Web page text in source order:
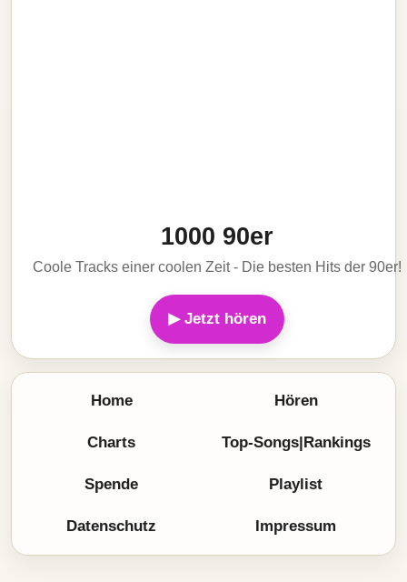
1000 90er
Coole Tracks einer coolen Zeit - Die besten Hits der 90er!
▶ Jetzt hören
Home Hören
Charts Top-Songs|Rankings
Spende Playlist
Datenschutz Impressum